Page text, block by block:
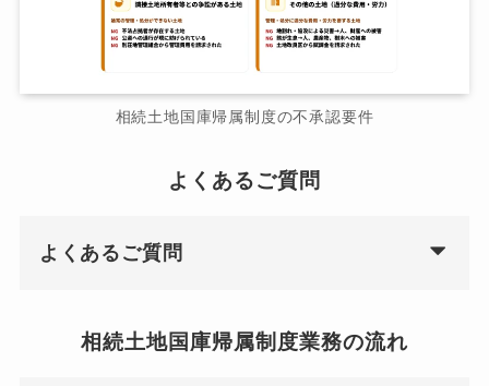
相続土地国庫帰属制度の不承認要件
よくあるご質問
よくあるご質問
相続土地国庫帰属制度業務の流れ